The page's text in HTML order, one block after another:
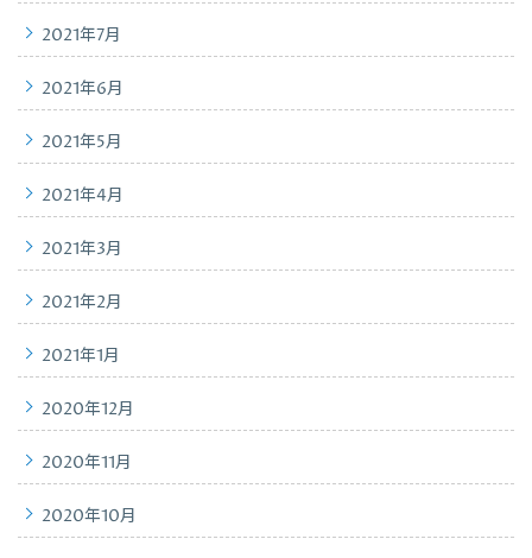
2021年7月
2021年6月
2021年5月
2021年4月
2021年3月
2021年2月
2021年1月
2020年12月
2020年11月
2020年10月